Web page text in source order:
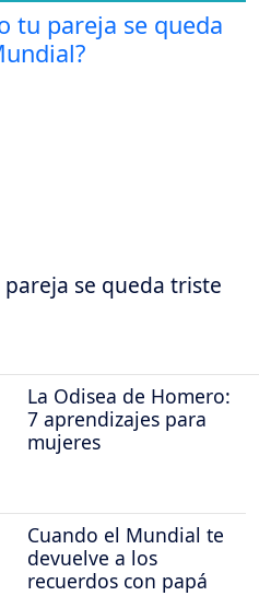
se queda triste
La Odisea de Homero:
7 aprendizajes para
mujeres
Cuando el Mundial te
devuelve a los
recuerdos con papá